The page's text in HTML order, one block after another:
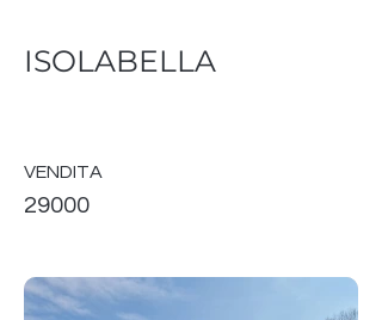
ISOLABELLA
VENDITA
29000